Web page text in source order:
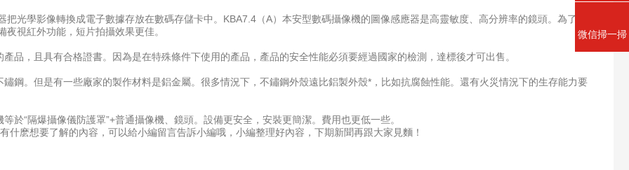
學影像轉換成電子數據存放在數碼存儲卡中。KBA7.4（A）本安型數碼攝像機的圖像感應器是高靈敏度、高分辨率的鏡頭。為了適
視紅外功能，短片拍攝效果更佳。
，且具有合格證書。因為是在特殊條件下使用的產品，產品的安全性能必須要經過國家的檢測，達標後才可出售。
。但是有一些廠家的製作材料是鋁金屬。很多情況下，不鏽鋼外殼遠比鋁製外殼*，比如抗腐蝕性能。還有火災情況下的生存能力要
隔爆攝像儀防護罩”+普通攝像機、鏡頭。設備更安全，安裝更簡潔。費用也更低一些。
想要了解的內容，可以給小編留言告訴小編哦，小編整理好內容，下期新聞再跟大家見麵！
微信掃一掃